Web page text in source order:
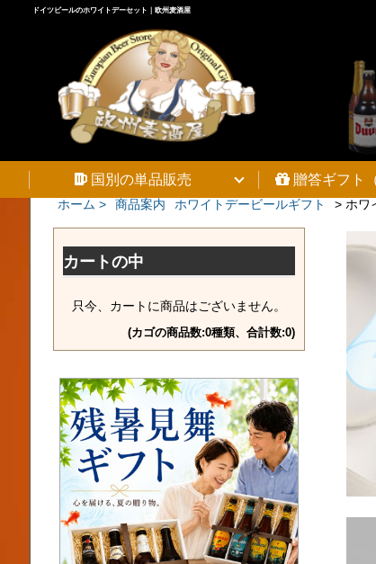
ドイツビールのホワイトデーセット｜欧州麦酒屋
国別の単品販売 贈答ギフト
ホーム > 商品案内 ホワイトデービールギフト > ホワ
カートの中
只今、カートに商品はございません。
(カゴの商品数:0種類、合計数:0)